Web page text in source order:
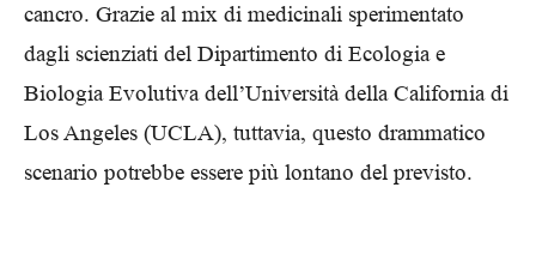
cancro. Grazie al mix di medicinali sperimentato
dagli scienziati del Dipartimento di Ecologia e
Biologia Evolutiva dell’Università della California di
Los Angeles (UCLA), tuttavia, questo drammatico
scenario potrebbe essere più lontano del previsto.